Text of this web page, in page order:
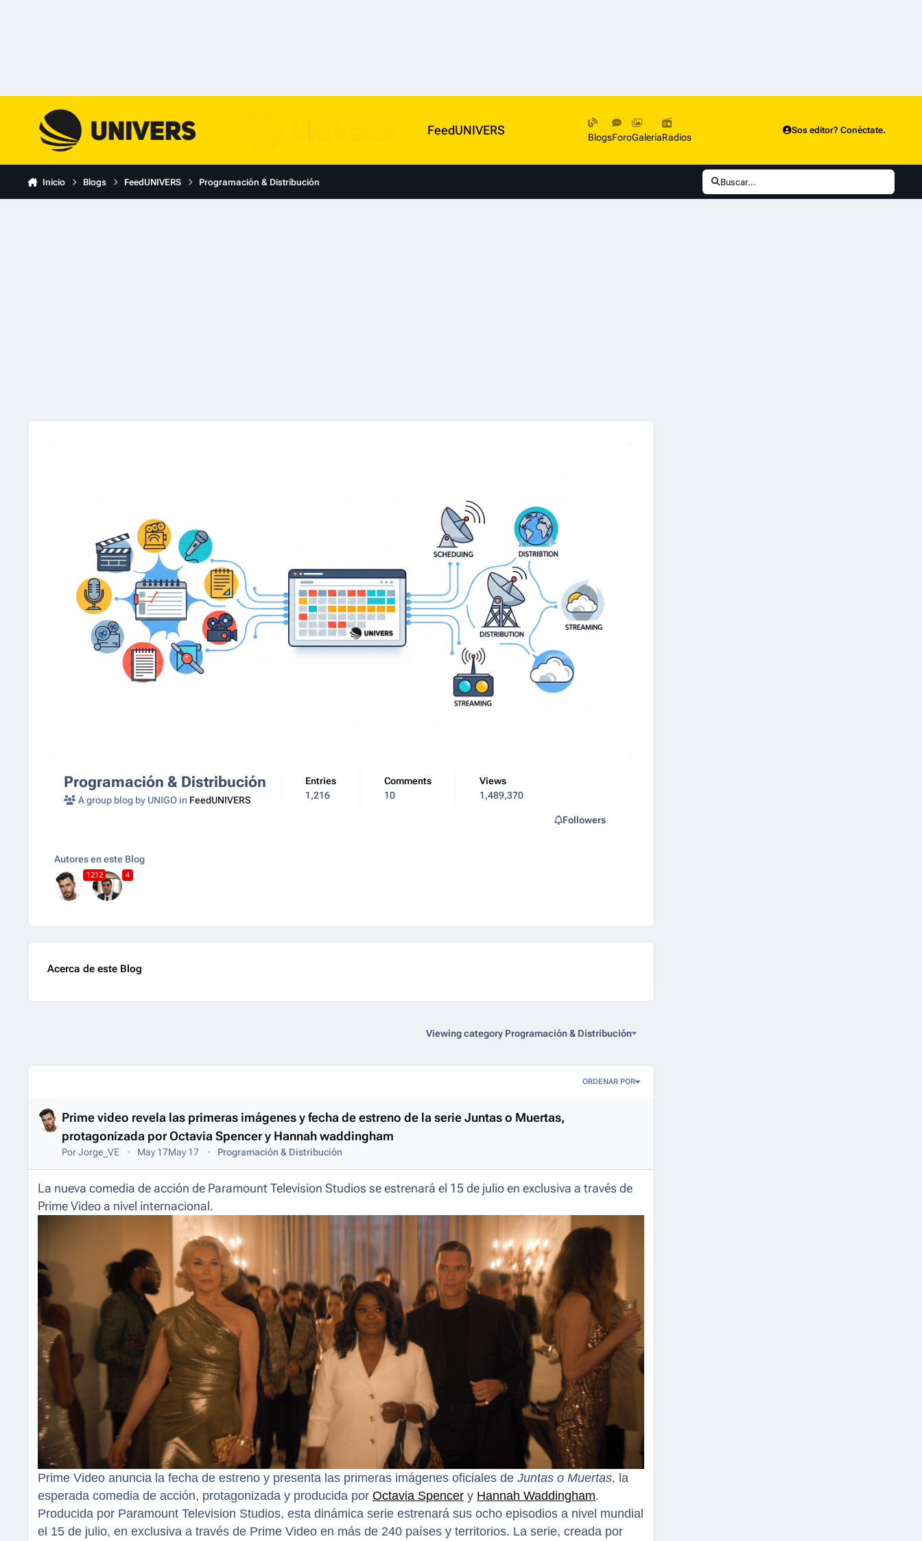
FeedUNIVERS BlogsForoGaleríaRadios
Sos editor? Conéctate.
Inicio Blogs FeedUNIVERS Programación & Distribución Buscar...
Programación & Distribución
A group blog by UNIGO in FeedUNIVERS
Entries
1,216
Comments
10
Views
1,489,370
Followers
Autores en este Blog
1212 4
Acerca de este Blog
Viewing category Programación & Distribución
Entries in this blog
ORDENAR POR
Prime video revela las primeras imágenes y fecha de estreno de la serie Juntas o Muertas,
protagonizada por Octavia Spencer y Hannah waddingham
PorJorge_VE May 17May 17 Programación & Distribución
La nueva comedia de acción de Paramount Television Studios se estrenará el 15 de julio en exclusiva a través de
Prime Video a nivel internacional.
Prime Video anuncia la fecha de estreno y presenta las primeras imágenes oficiales de Juntas o Muertas, la
esperada comedia de acción, protagonizada y producida por Octavia Spencer y Hannah Waddingham.
Producida por Paramount Television Studios, esta dinámica serie estrenará sus ocho episodios a nivel mundial
el 15 de julio, en exclusiva a través de Prime Video en más de 240 países y territorios. La serie, creada por